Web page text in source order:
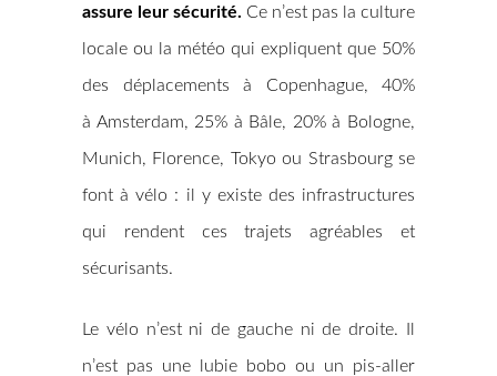
assure leur sécurité. Ce n’est pas la culture
locale ou la météo qui expliquent que 50%
des déplacements à Copenhague, 40%
à Amsterdam, 25% à Bâle, 20% à Bologne,
Munich, Florence, Tokyo ou Strasbourg se
font à vélo : il y existe des infrastructures
qui rendent ces trajets agréables et
sécurisants.
Le vélo n’est ni de gauche ni de droite. Il
n’est pas une lubie bobo ou un pis-aller